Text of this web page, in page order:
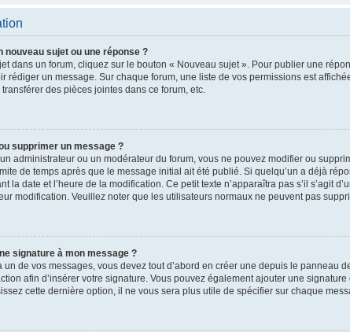
nouveau sujet ou une réponse ?
dans un forum, cliquez sur le bouton « Nouveau sujet ». Pour publier une
rédiger un message. Sur chaque forum, une liste de vos permissions est
des pièces jointes dans ce forum, etc.
supprimer un message ?
administrateur ou un modérateur du forum, vous ne pouvez modifier ou
de temps après que le message initial ait été publié. Si quelqu’un a déjà
la date et l’heure de la modification. Ce petit texte n’apparaîtra pas s’il s’agit
modification. Veuillez noter que les utilisateurs normaux ne peuvent pas
signature à mon message ?
de vos messages, vous devez tout d’abord en créer une depuis le panneau
afin d’insérer votre signature. Vous pouvez également ajouter une
cette dernière option, il ne vous sera plus utile de spécifier sur chaque